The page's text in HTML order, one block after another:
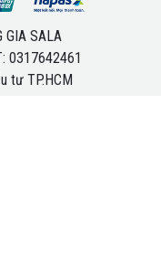
GIA SALA
0317642461
tư TP.HCM